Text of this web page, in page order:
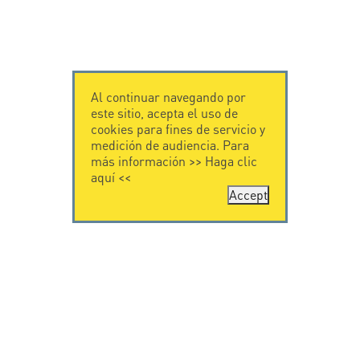
Al continuar navegando por
este sitio, acepta el uso de
cookies para fines de servicio y
medición de audiencia. Para
más información >> Haga clic
aquí<<
Accept